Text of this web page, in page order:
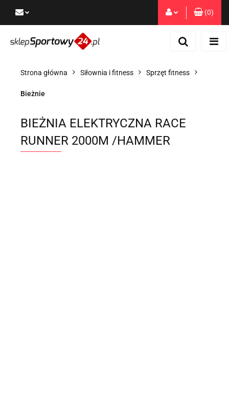
Dodaj zgłoszenie
(0)
Strona główna Siłownia i fitness Sprzęt fitness
Bieżnie
BIEŻNIA ELEKTRYCZNA RACE
RUNNER 2000M /HAMMER